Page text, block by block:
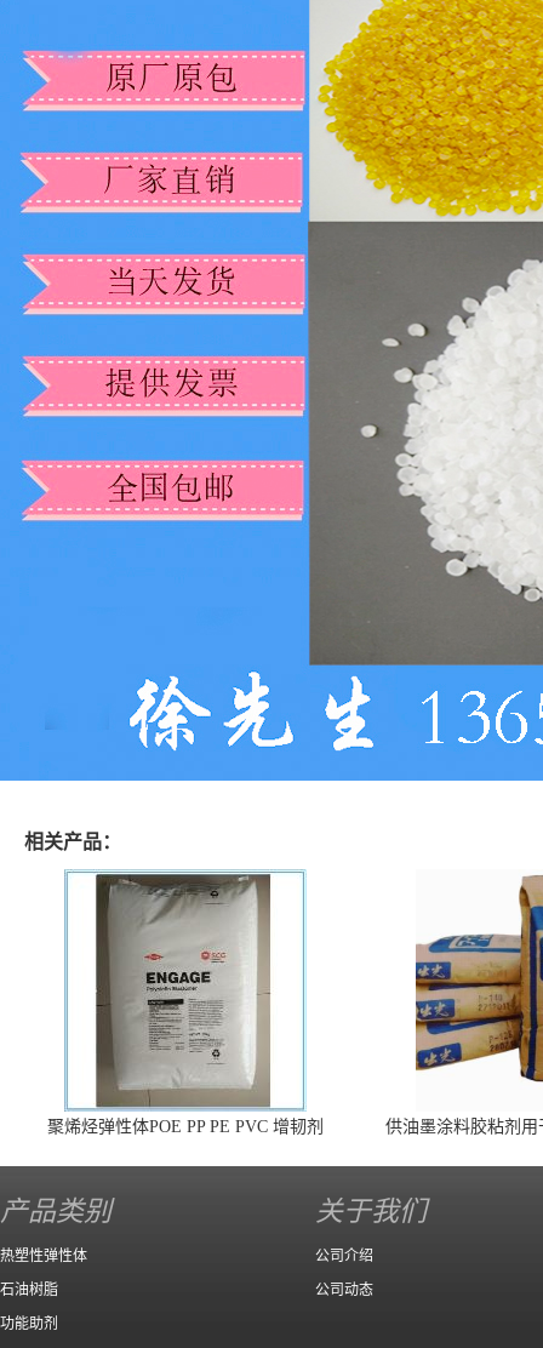
相关产品：
聚烯烃弹性体POE PP PE PVC 增韧剂
供油墨涂料胶粘剂
产品类别
热塑性弹性体
石油树脂
功能助剂
关于我们
公司介绍
公司动态